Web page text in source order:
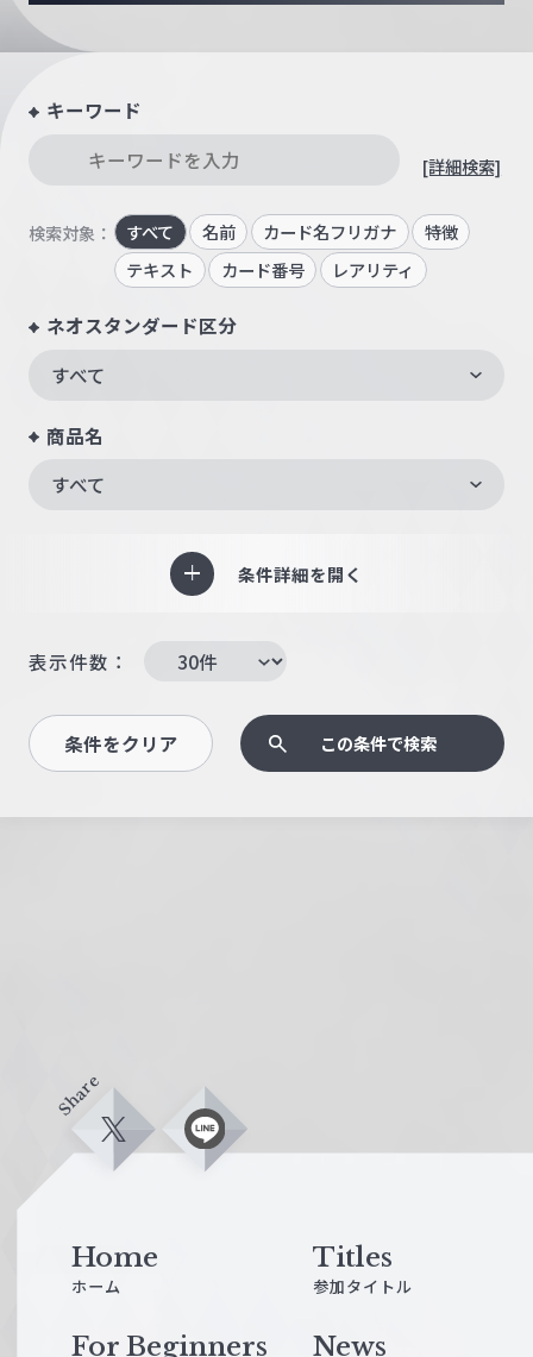
キーワード
[詳細検索]
検索対象： すべて 名前 カード名フリガナ
特徴
テキスト
カード番号 レアリティ
ネオスタンダード区分
すべて
商品名
すべて
条件詳細を開く
表示件数：
条件をクリア この条件で検索
Share
X L
Home
ホーム
Titles
参加タイトル
For Beginners News